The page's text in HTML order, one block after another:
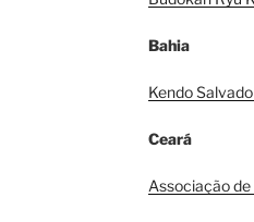
Bahia
Kendo
Ceará
Associação